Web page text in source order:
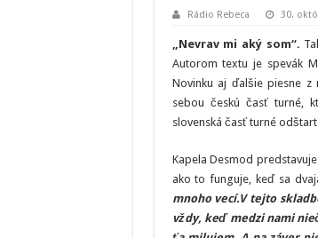
Rádio Rebeca 30.
„Nevrav mi aký som“.
Autorom textu je spevák
Novinku aj ďalšie piesne z
sebou českú časť turné,
slovenská časť turné
Kapela Desmod
ako to funguje, keď sa
mnoho vecí.V tejto
vždy, keď medzi nami